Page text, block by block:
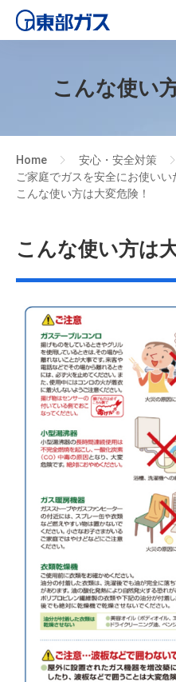
こんな使い
Home 安心・安全対策
ご家庭でガスを安全にお使いい
こんな使い方は大変危険！
こんな使い方は